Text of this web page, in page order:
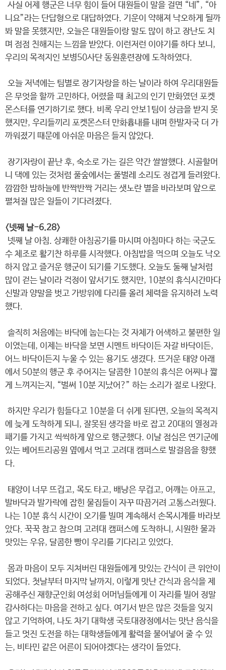
사실 어제 행군은 너무 힘이 들어 대원들이 말을 걸면 “네”, “아
니요”라는 단답형으로 대답하였다. 기운이 약해져 낙오하게 될까
봐 말을 못했지만, 오늘은 대원들이랑 말도 많이 하고 장난도 치
며 점점 친해지는 느낌을 받았다. 이런저런 이야기를 하다 보니,
우리의 목적지인 보병50사단 동원훈련장에 도착하였다.
오늘 저녁에는 팀별로 장기자랑을 하는 날이라 하여 우리대원들
은 무엇을 할까 고민하다, 어렸을 때 최고의 인기 만화였던 포켓
몬스터를 연기하기로 했다. 비록 우리 안보1팀이 상금을 받지 못
했지만, 우리들끼리 포켓몬스터 만화흉내를 내며 한발자국 더 가
까워졌기 때문에 아쉬운 마음은 들지 않았다.
장기자랑이 끝난 후, 숙소로 가는 길은 약간 쌀쌀했다. 시골할머
니 댁에 있는 것처럼 풀숲에서는 풀벌레 소리도 정겹게 들려왔다.
깜깜한 밤하늘에 반짝반짝 거리는 샛노란 별을 바라보며 앞으로
펼쳐질 많은 일들이 기다려졌다.
<넷째 날-6.28>
넷째 날 아침. 상쾌한 아침공기를 마시며 아침마다 하는 국군도
수 체조로 활기찬 하루를 시작했다. 아침밥을 먹으며 오늘도 낙오
하지 않고 즐거운 행군이 되기를 기도했다. 오늘도 둘째 날처럼
많이 걷는 날이라 걱정이 앞서기도 했지만, 10분의 휴식시간마다
신발과 양말을 벗고 가방위에 다리를 올려 체력을 유지하려 노력
했다.
솔직히 처음에는 바닥에 눕는다는 것 자체가 어색하고 불편한 일
이였는데, 이제는 바닥을 보면 시멘트 바닥이든 자갈 바닥이든,
어느 바닥이든지 누울 수 있는 용기도 생겼다. 뜨거운 태양 아래
에서 50분의 행군 후 주어지는 달콤한 10분의 휴식은 어찌나 짧
게 느껴지는지, “벌써 10분 지났어?” 하는 소리가 절로 나왔다.
하지만 우리가 힘들다고 10분을 더 쉬게 된다면, 오늘의 목적지
에 늦게 도착하게 되니, 잘못된 생각을 바로 잡고 20대의 열정과
패기를 가지고 씩씩하게 앞으로 행군했다. 이날 점심은 연기군에
있는 베어트리공원 옆에서 먹고 고려대 캠퍼스로 발걸음을 향했
다.
태양이 너무 뜨겁고, 목도 타고, 배낭은 무겁고, 어깨는 아프고,
발바닥과 발가락에 잡힌 물집들이 자꾸 따끔거려 고통스러웠다.
나는 10분 휴식 시간이 오기를 빌며 계속해서 손목시계를 바라보
았다. 꾹꾹 참고 참으며 고려대 캠퍼스에 도착하니, 시원한 물과
맛있는 우유, 달콤한 빵이 우리를 기다리고 있었다.
몸과 마음이 모두 지쳐버린 대원들에게 맛있는 간식이 큰 위안이
되었다. 첫날부터 마지막 날까지, 이렇게 맛난 간식과 음식을 제
공해주신 재향군인회 여성회 어머님들에게 이 자리를 빌어 정말
감사하다는 마음을 전하고 싶다. 여기서 받은 많은 것들을 잊지
않고 기억하여, 나도 차기 대학생 국토대장정에서는 맛난 음식을
들고 멋진 도전을 하는 대학생들에게 활력을 불어넣어 줄 수 있
는, 비타민 같은 어른이 되어야겠다는 생각이 들었다.